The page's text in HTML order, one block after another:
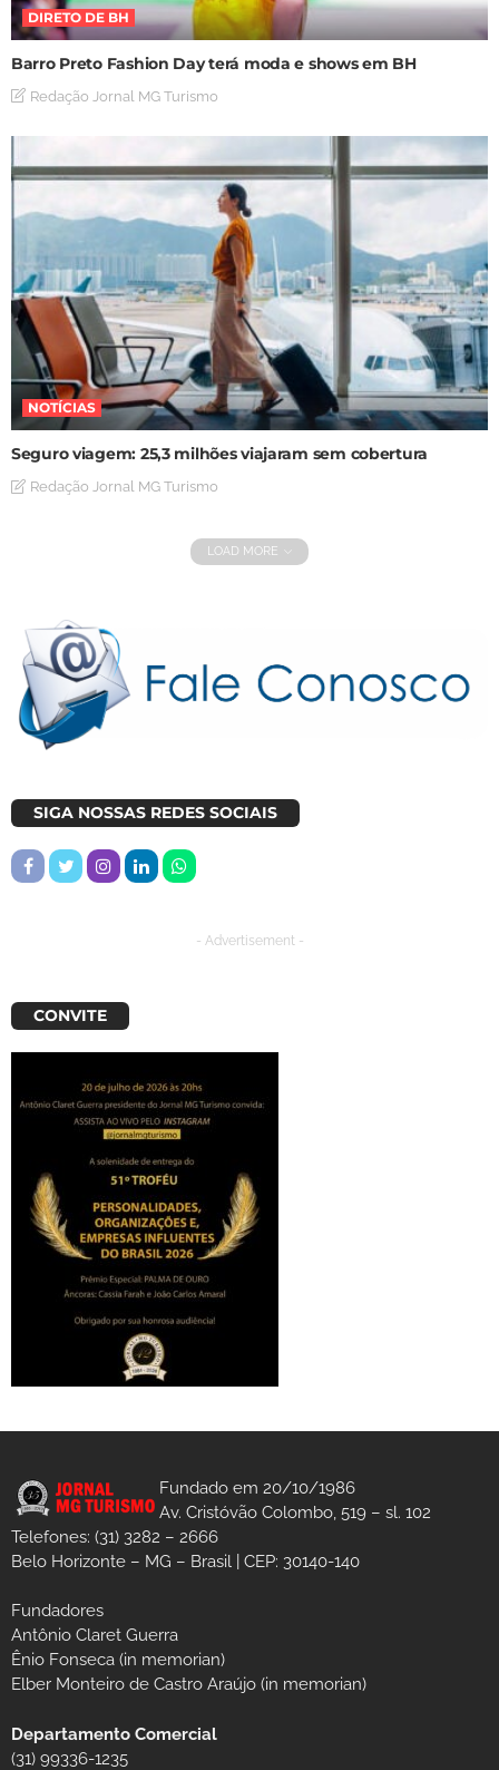
DIRETO DE BH
Barro Preto Fashion Day terá moda e shows em BH
Redação Jornal MG Turismo
NOTÍCIAS
Seguro viagem: 25,3 milhões viajaram sem cobertura
Redação Jornal MG Turismo
LOAD MORE
SIGA NOSSAS REDES SOCIAIS
- Advertisement -
CONVITE
Fundado em 20/10/1986
Av. Cristóvão Colombo, 519 – sl. 102
Telefones: (31) 3282 – 2666
Belo Horizonte – MG – Brasil | CEP: 30140-140
Fundadores
Antônio Claret Guerra
Ênio Fonseca (in memorian)
Elber Monteiro de Castro Araújo (in memorian)
Departamento Comercial
(31) 99336-1235